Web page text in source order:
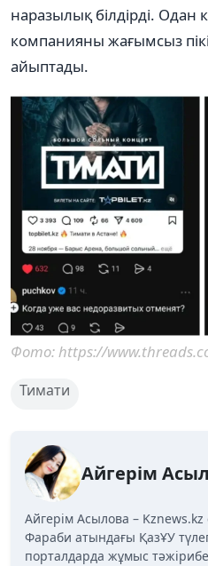
наразылық білдірді. Одан
компанияны жағымсыз
айыптады.
Фото: https://
Тимати
Айгерім
Айгерім Асылова –
Фараби атындағы ҚазҰУ
порталдарда жұмыс